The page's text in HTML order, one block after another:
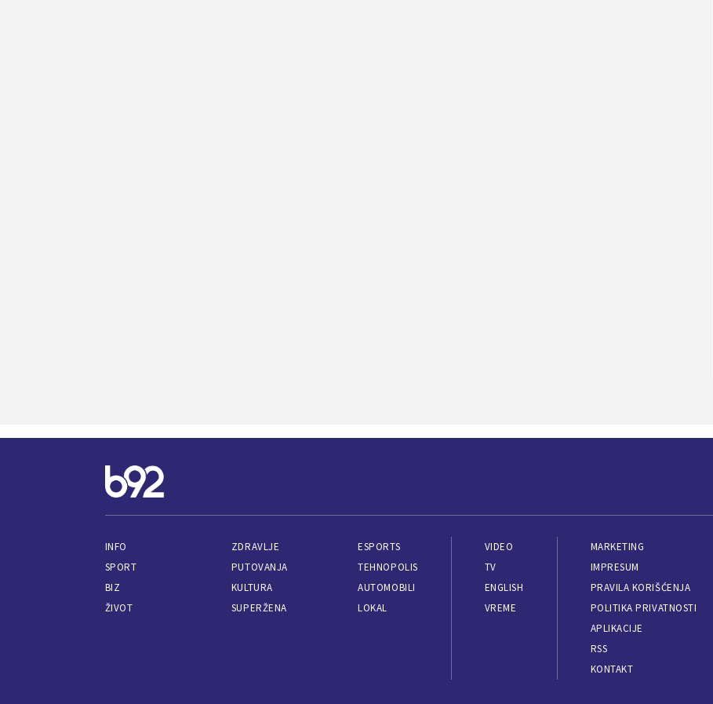
INFO
SPORT
BIZ
ŽIVOT
ZDRAVLJE
PUTOVANJA
KULTURA
SUPERŽENA
ESPORTS
TEHNOPOLIS
AUTOMOBILI
LOKAL
VIDEO
TV
ENGLISH
VREME
MARKETING
IMPRESUM
PRAVILA KORIŠĆENJA
POLITIKA PRIVATNOSTI
APLIKACIJE
RSS
KONTAKT